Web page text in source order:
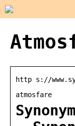
http s://
atmosfare